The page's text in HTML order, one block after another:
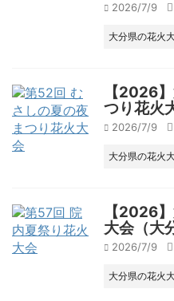
2026/7/9
大分県の花火
【2026
つり花火
2026/7/9
大分県の花火
【2026
大会（大
2026/7/9
大分県の花火